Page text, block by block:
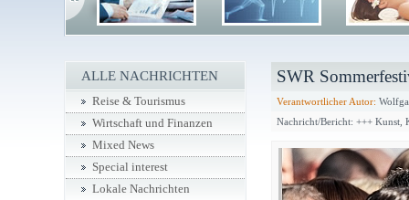
SWR
Verantwortlicher Autor:
Nachricht/Bericht: +++ Kunst,
ALLE NACHRICHTEN
Reise & Tourismus
Wirtschaft und Finanzen
Mixed News
Special interest
Lokale Nachrichten